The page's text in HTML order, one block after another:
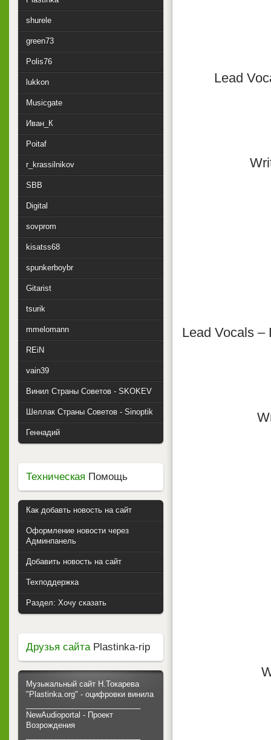
Lead
Lead Vocals –
shurele
green73
Polis76
lukkon
Musicgate
Иван_К
Poitaf
r_krassilnikov
SBB
Digital
sovprom
kisatss68
spunkerboybr
Gitarist
tsurik
mmelomann
REiN
vain39
Винил Страны Советов - SKOKEV
Шеллак Страны Советов - Sinoptik
Геннадий
Техническая Помощь
Как добавть новость на сайт
Оформление новости через
Админпанель
Добавить новость на сайт
Техподдержка
Раздел: Хочу сказать
Друзья сайтаPlastinka-rip
Музыкальный сайт Н.Токарева
"Plastinka.org" - оцифровки винила
NewAudioportal - Проект
Возрождения